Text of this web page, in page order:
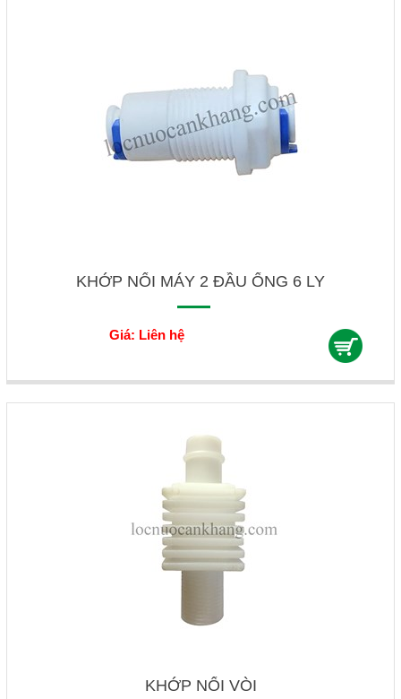
KHỚP NỐI MÁY 2 ĐẦU ỐNG 6 LY
Giá: Liên hệ
KHỚP NỐI VÒI